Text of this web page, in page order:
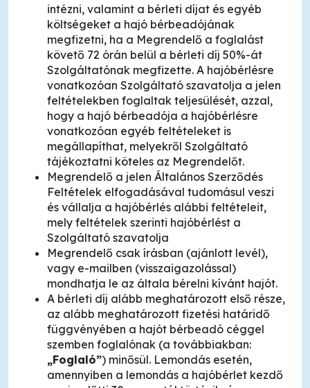
intézni, valamint a bérleti díjat és egyéb
költségeket a hajó bérbeadójának
megfizetni, ha a Megrendelő a foglalást
követő 72 órán belül a bérleti díj 50%-át
Szolgáltatónak megfizette. A hajóbérlésre
vonatkozóan Szolgáltató szavatolja a jelen
feltételekben foglaltak teljesülését, azzal,
hogy a hajó bérbeadója a hajóbérlésre
vonatkozóan egyéb feltételeket is
megállapíthat, melyekről Szolgáltató
tájékoztatni köteles az Megrendelőt.
Megrendelő a jelen Általános Szerződés
Feltételek elfogadásával tudomásul veszi
és vállalja a hajóbérlés alábbi feltételeit,
mely feltételek szerinti hajóbérlést a
Szolgáltató szavatolja
Megrendelő csak írásban (ajánlott levél),
vagy e-mailben (visszaigazolással)
mondhatja le az általa bérelni kívánt hajót.
A bérleti díj alább meghatározott első része,
az alább meghatározott fizetési határidő
függvényében a hajót bérbeadó céggel
szemben foglalónak (a továbbiakban:
„Foglaló”) minősül. Lemondás esetén,
amennyiben a lemondás a hajóbérlet kezdő